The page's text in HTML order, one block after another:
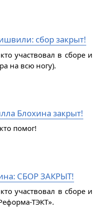
сбор закрыт!
участвовал в сборе
на всю ногу).
Блохина закрыт!
помог!
СБОР ЗАКРЫТ!
участвовал в сборе
ТЭКТ».